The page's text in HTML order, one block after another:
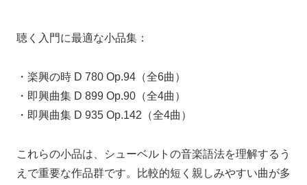
聴く入門に最適な小品集：
・楽興の時 D 780 Op.94（全6曲）
・即興曲集 D 899 Op.90（全4曲）
・即興曲集 D 935 Op.142（全4曲）
これらの小品は、シューベルトの音楽語法を理解するう
えで重要な作品群です。比較的短く親しみやすい曲が多